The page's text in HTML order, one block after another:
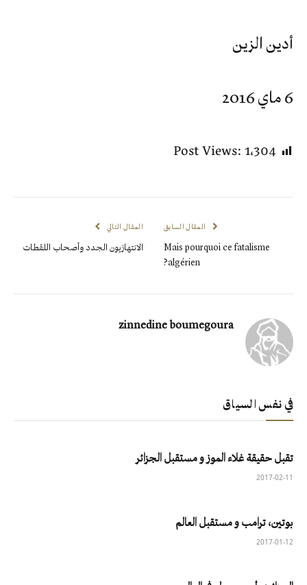
أدين الزين
6 ماي 2016
Post Views:1٬304
المقال السابق
Mais pourquoi ce fatalisme
algérien?
المقال التالي
الانتهازيون الجدد وأصحاب اللقطات
zinnedine boumegoura
في نفس السياق
تقبل حقيقة غلاء الموز و مستقبل الجزائر
2017-02-11
بوتين، ترامب و مستقبل العالم
2017-01-12